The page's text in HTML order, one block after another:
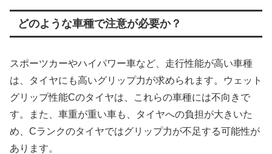
どのような車種で注意が必要か？
スポーツカーやハイパワー車など、走行性能が高い車種
は、タイヤにも高いグリップ力が求められます。ウェット
グリップ性能Cのタイヤは、これらの車種には不向きで
す。また、車重が重い車も、タイヤへの負担が大きいた
め、Cランクのタイヤではグリップ力が不足する可能性が
あります。